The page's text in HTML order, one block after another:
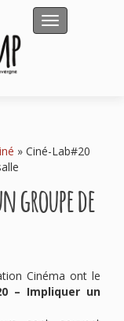
Afficher/
» Ciné-Lab#20
groupe de
Cinéma ont le
– Impliquer un